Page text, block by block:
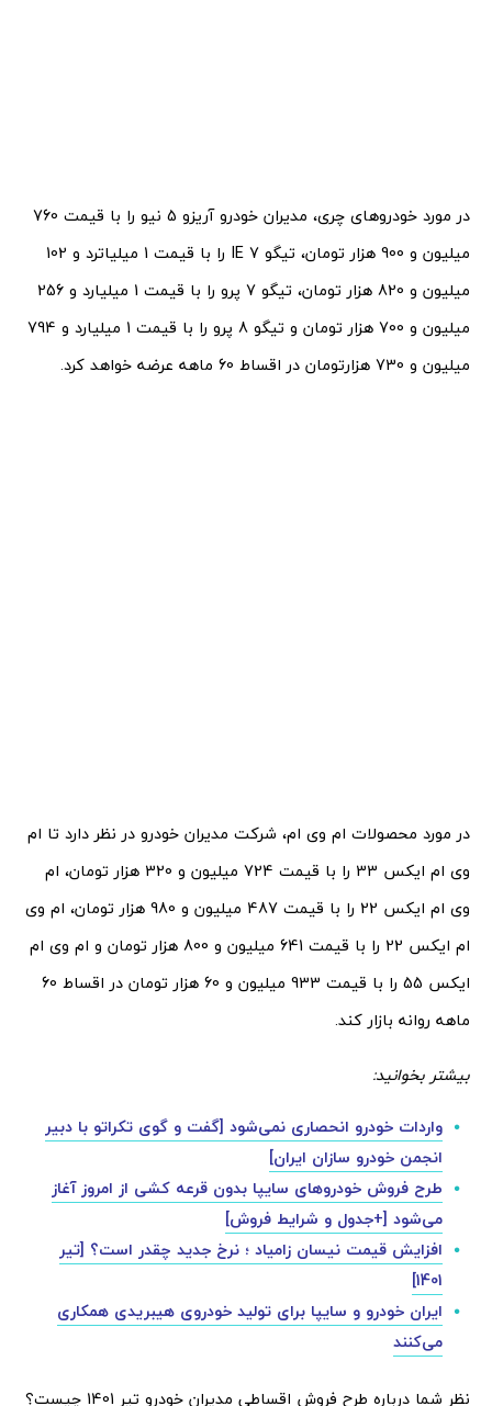
در مورد خودروهای چری، مدیران خودرو آریزو 5 نیو را با قیمت 760
میلیون و 900 هزار تومان، تیگو 7 IE را با قیمت 1 میلیاترد و 102
میلیون و 820 هزار تومان،‌ تیگو 7 پرو را با قیمت 1 میلیارد و 256
میلیون و 700 هزار تومان و تیگو 8 پرو را با قیمت 1 میلیارد و 794
میلیون و 730 هزارتومان در اقساط 60 ماهه عرضه خواهد کرد.
در مورد محصولات ام وی ام، شرکت مدیران خودرو در نظر دارد تا ام
وی ام ایکس 33 را با قیمت 724 میلیون و 320 هزار تومان،‌ ام
وی ام ایکس 22 را با قیمت 487 میلیون و 980 هزار تومان، ام وی
ام ایکس 22 را با قیمت 641 میلیون و 800 هزار تومان و ام وی ام
ایکس 55 را با قیمت 933 میلیون و 60 هزار تومان در اقساط 60
ماهه روانه بازار کند.
بیشتر بخوانید:
واردات خودرو انحصاری نمی‌شود [گفت و گوی تکراتو با دبیر
انجمن خودرو سازان ایران]
طرح فروش خودروهای سایپا بدون قرعه کشی از امروز آغاز
می‌شود [+جدول و شرایط فروش]
افزایش قیمت نیسان زامیاد ؛ نرخ جدید چقدر است؟ [تیر
1401]
ایران خودرو و سایپا برای تولید خودروی هیبریدی همکاری
می‌کنند
نظر شما درباره طرح فروش اقساطی مدیران خودرو تیر 1401 چیست؟